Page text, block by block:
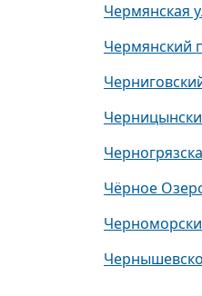
Чермянская
Чермянский
Чёрное